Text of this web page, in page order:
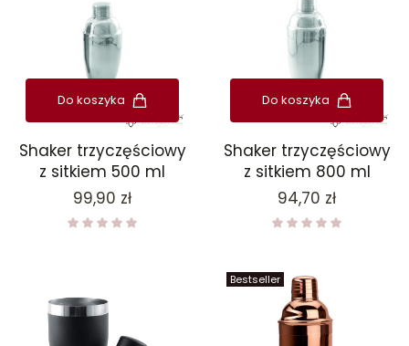
Do koszyka
Shaker trzyczęściowy
z sitkiem 500 ml
Cena
99,90 zł
Do koszyka
Shaker trzyczęściowy
z sitkiem 800 ml
Cena
94,70 zł
Bestseller